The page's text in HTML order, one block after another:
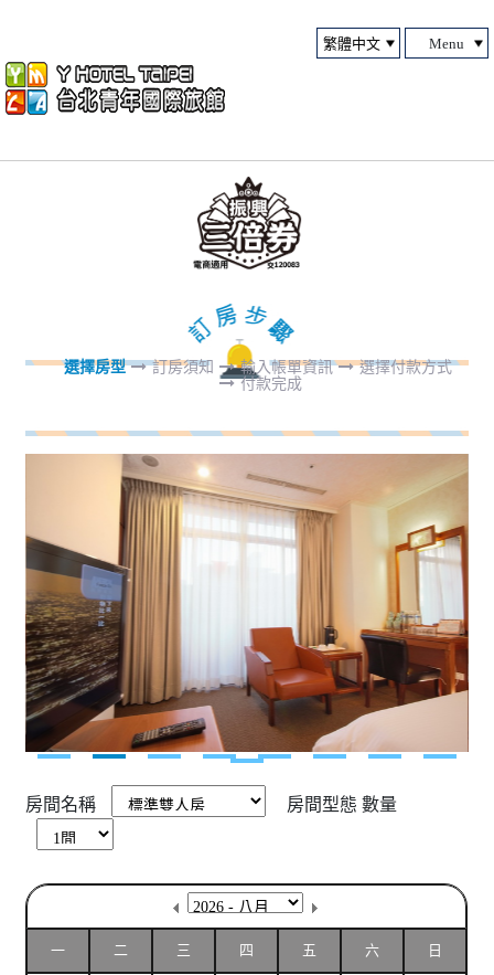
Menu
選擇房型 訂房須知 輸入帳單資訊
選擇付款方式
付款完成
房間名稱 房間型態 數量
一 二 三 四 五 六 日